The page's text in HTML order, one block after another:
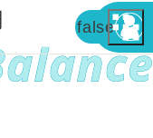
false